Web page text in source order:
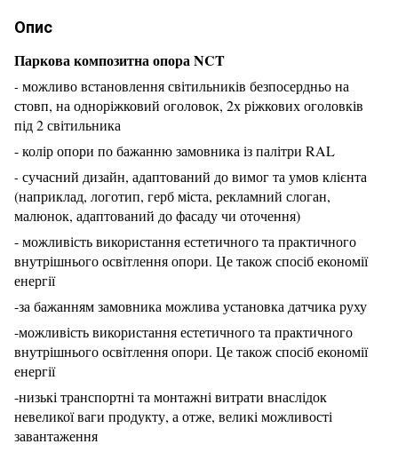
Опис
Паркова композитна опора NCT
- можливо встановлення світильників безпосердньо на
стовп, на одноріжковий оголовок, 2х ріжкових оголовків
під 2 світильника
- колір опори по бажанню замовника із палітри RAL
- сучасний дизайн, адаптований до вимог та умов клієнта
(наприклад, логотип, герб міста, рекламний слоган,
малюнок, адаптований до фасаду чи оточення)
- можливість використання естетичного та практичного
внутрішнього освітлення опори. Це також спосіб економії
енергії
-за бажанням замовника можлива установка датчика руху
-можливість використання естетичного та практичного
внутрішнього освітлення опори. Це також спосіб економії
енергії
-низькі транспортні та монтажні витрати внаслідок
невеликої ваги продукту, а отже, великі можливості
завантаження